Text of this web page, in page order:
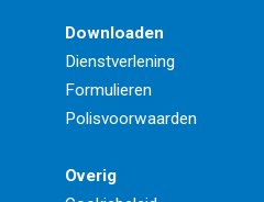
Downloaden
Dienstverlening
Formulieren
Polisvoorwaarden
Overig